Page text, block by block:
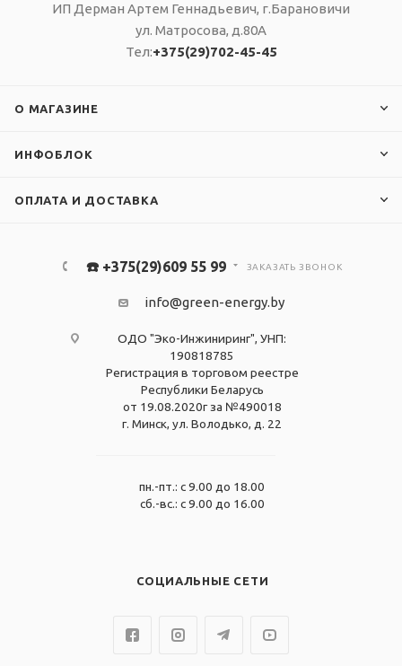
ИП Дерман Артем Геннадьевич, г.Барановичи
ул. Матросова, д.80А
Тел:+375(29)702-45-45
О МАГАЗИНЕ
ИНФОБЛОК
ОПЛАТА И ДОСТАВКА
☎️ +375(29)609 55 99 ЗАКАЗАТЬ ЗВОНОК
info@green-energy.by
ОДО "Эко-Инжиниринг", УНП:
190818785
Регистрация в торговом реестре
Республики Беларусь
от 19.08.2020г за №490018
г. Минск, ул. Володько, д. 22
пн.-пт.: с 9.00 до 18.00
сб.-вс.: с 9.00 до 16.00
СОЦИАЛЬНЫЕ СЕТИ